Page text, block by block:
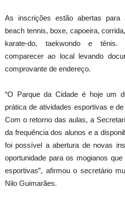
As inscrições estão abertas para
beach tennis, boxe, capoeira,
karate-do, taekwondo e tênis.
comparecer ao local levando
comprovante de endereço.
“O Parque da Cidade é hoje um
prática de atividades esportivas e
Com o retorno das aulas, a
da frequência dos alunos e a
foi possível a abertura de novas
oportunidade para os mogianos
esportivas”, afirmou o secretário
Nilo Guimarães.